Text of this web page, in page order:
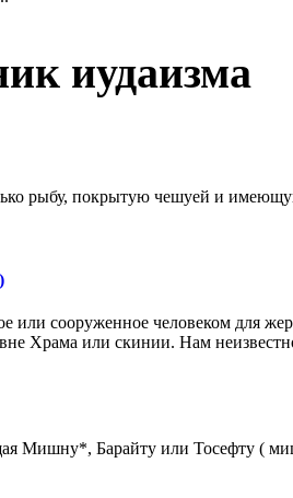
иудаизма
рыбу, покрытую чешуей и
или сооруженное человеком для
Храма или скинии. Нам
Мишну*, Барайту или Тосефту (